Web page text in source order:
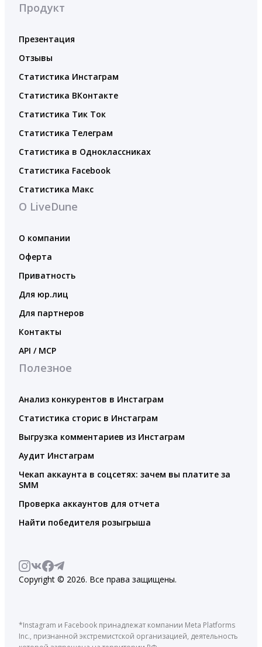
Продукт
Презентация
Отзывы
Статистика Инстаграм
Статистика ВКонтакте
Статистика Тик Ток
Статистика Телеграм
Статистика в Одноклассниках
Статистика Facebook
Статистика Макс
О LiveDune
О компании
Оферта
Приватность
Для юр.лиц
Для партнеров
Контакты
API / MCP
Полезное
Анализ конкурентов в Инстаграм
Статистика сторис в Инстаграм
Выгрузка комментариев из Инстаграм
Аудит Инстаграм
Чекап аккаунта в соцсетях: зачем вы платите за
SMM
Проверка аккаунтов для отчета
Найти победителя розыгрыша
Copyright © 2026. Все права защищены.
*Instagram и Facebook принадлежат компании Meta Platforms
Inc., признанной экстремистской организацией, деятельность